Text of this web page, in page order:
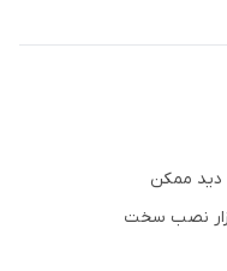
نصب سخت